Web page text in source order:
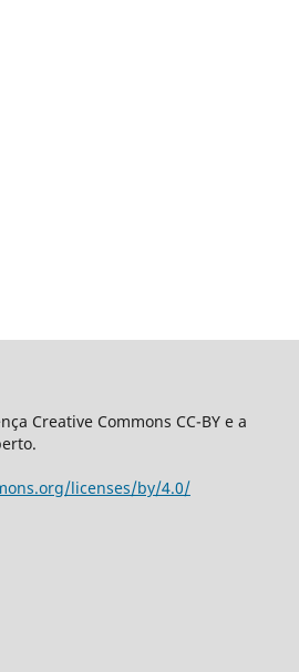
Creative Commons CC-BY e a
licenses/by/4.0/